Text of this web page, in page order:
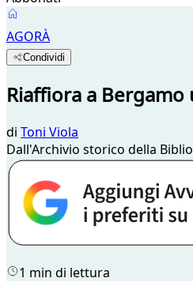
AGORÀ
Condividi
Riaffiora a
di Toni Viola
Dall'Archivio storico della
1 min di lettura